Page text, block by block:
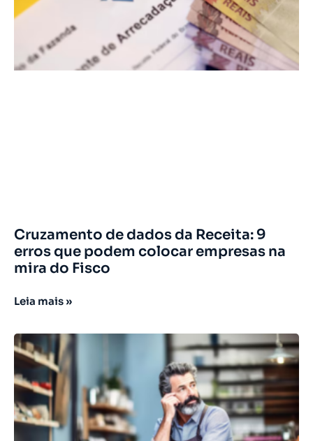
Cruzamento de dados da Receita: 9
erros que podem colocar empresas na
mira do Fisco
Leia mais »